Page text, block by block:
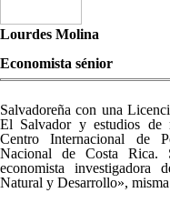
Lourdes Molina
Economista sénior
Salvadoreña con una
El Salvador y estudios de
Centro Internacional de
Nacional de Costa
economista investigadora
Natural y Desarrollo»,